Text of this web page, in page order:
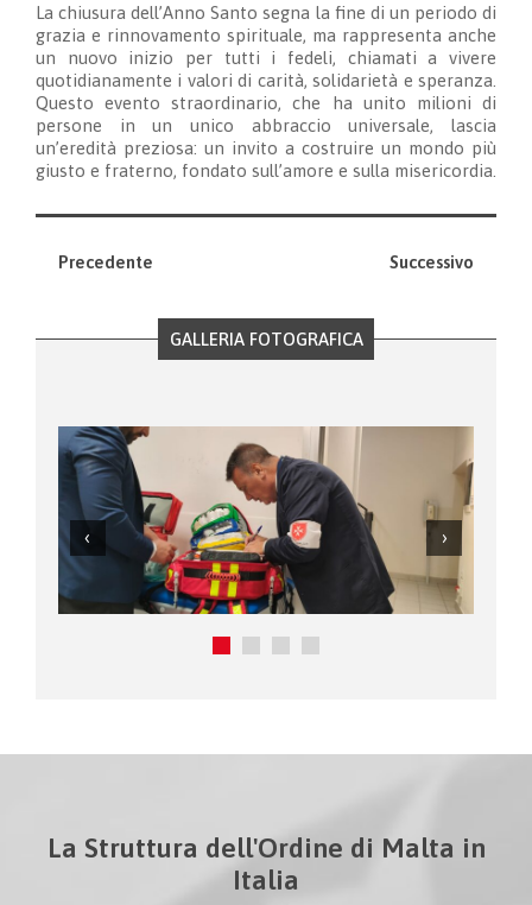
La chiusura dell’Anno Santo segna la fine di un periodo di
grazia e rinnovamento spirituale, ma rappresenta anche
un nuovo inizio per tutti i fedeli, chiamati a vivere
quotidianamente i valori di carità, solidarietà e speranza.
Questo evento straordinario, che ha unito milioni di
persone in un unico abbraccio universale, lascia
un’eredità preziosa: un invito a costruire un mondo più
giusto e fraterno, fondato sull’amore e sulla misericordia.
Precedente Successivo
GALLERIA FOTOGRAFICA
La Struttura dell'Ordine di Malta in
Italia